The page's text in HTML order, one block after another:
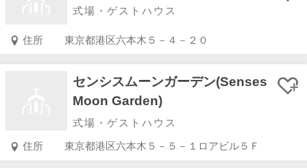
式場・ゲストハウス
住所 東京都港区六本木５－４－２０
センシスムーンガーデン(Senses
Moon Garden)
式場・ゲストハウス
住所 東京都港区六本木５－５－１ロアビル５Ｆ